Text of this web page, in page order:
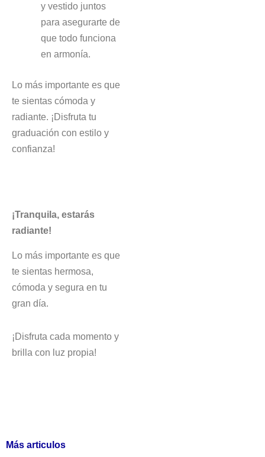
y vestido juntos
para asegurarte de
que todo funciona
en armonía.
Lo más importante es que
te sientas cómoda y
radiante. ¡Disfruta tu
graduación con estilo y
confianza!
¡Tranquila, estarás
radiante!
Lo más importante es que
te sientas hermosa,
cómoda y segura en tu
gran día.
¡Disfruta cada momento y
brilla con luz propia!
Más articulos